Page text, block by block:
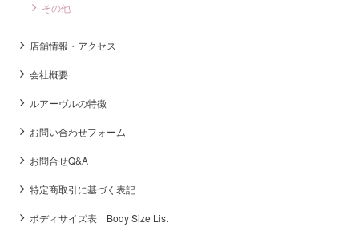
その他
店舗情報・アクセス
会社概要
ルアーヴルの特徴
お問い合わせフォーム
お問合せQ&A
特定商取引に基づく表記
ボディサイズ表 Body Size List